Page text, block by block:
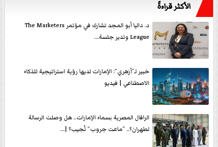
الأكثر قراءةً
د. داليا أبو المجد تشارك في مؤتمر The Marketers
League وتدير جلسة...
خبير لـ”أزهري”: الإمارات لديها رؤية استراتيجية للذكاء
الاصطناعي | فيديو
الرافال المصرية بسماء الإمارات.. هل وصلت الرسالة
لطهران؟.. ”ماعت جروب” تُجيب؟ |...